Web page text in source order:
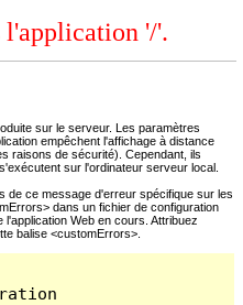
l'application '/'.
sur le serveur. Les paramètres
empêchent l'affichage à distance
raisons de sécurité). Cependant, ils
sur l'ordinateur serveur local.
de ce message d'erreur spécifique sur les
dans un fichier de configuration
Web en cours. Attribuez
balise <customErrors>.